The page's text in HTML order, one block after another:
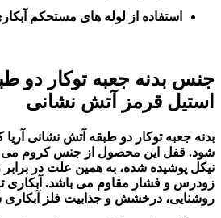
استفاده از لوله های مستحکم
جنس بدنه جعبه توکار دو
استیل قرمز آتش نشانی
بدنه جعبه توکار دو طبقه آتش نشانی آریا
شود. قفل این محصول از جنس کروم می
نیکل پوشیده شده، به همین علت در
زودرس و فشار مقاوم می باشد. آبکاری
روشنایی، درخشش و جذابیت فلز آبکاری